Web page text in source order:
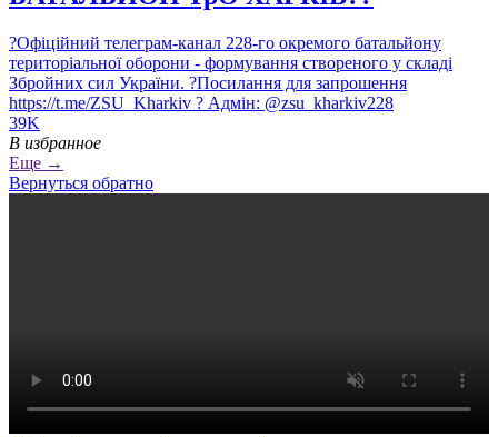
?Офіційний телеграм-канал 228-го окремого батальйону
територіальної оборони - формування створеного у складі
Збройних сил України. ?Посилання для запрошення
https://t.me/ZSU_Kharkiv ? Адмін: @zsu_kharkiv228
39K
В избранное
Еще →
Вернуться обратно